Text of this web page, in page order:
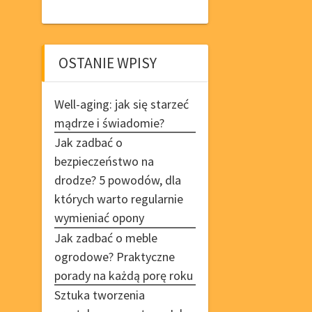
OSTANIE WPISY
Well-aging: jak się starzeć
mądrze i świadomie?
Jak zadbać o
bezpieczeństwo na
drodze? 5 powodów, dla
których warto regularnie
wymieniać opony
Jak zadbać o meble
ogrodowe? Praktyczne
porady na każdą porę roku
Sztuka tworzenia